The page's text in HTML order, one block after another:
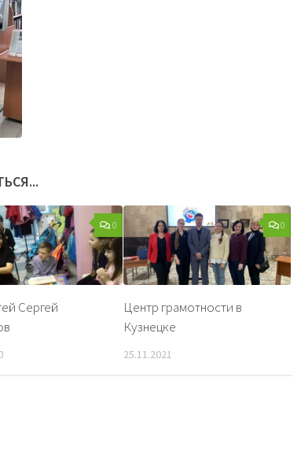
0
Сергей
0
Центр грамотности в
Кузнецке
25.11.2021